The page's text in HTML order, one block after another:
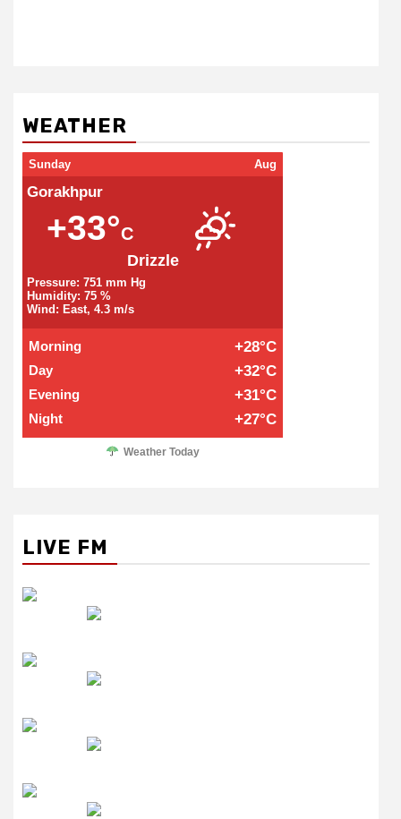
WEATHER
Sunday Aug
Gorakhpur
+33°C
Drizzle
Pressure: 751 mm Hg
Humidity: 75 %
Wind: East, 4.3 m/s
Morning +28°C
Day +32°C
Evening +31°C
Night +27°C
Weather Today
LIVE FM